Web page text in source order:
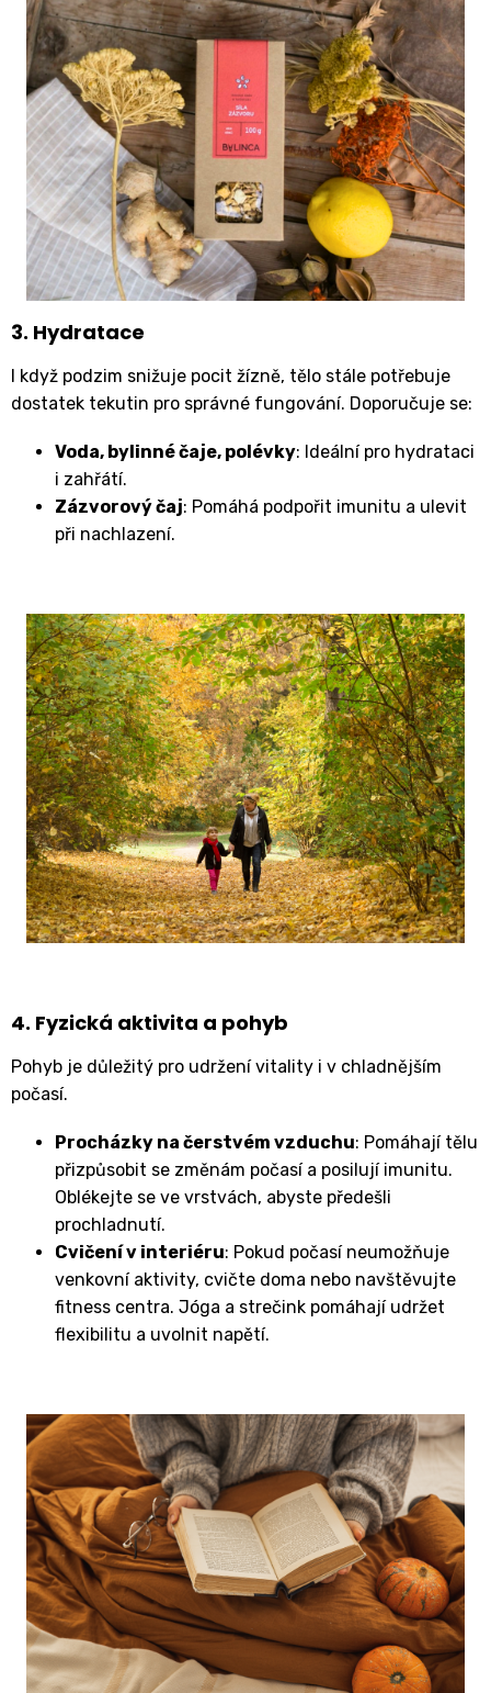
3. Hydratace
I když podzim snižuje pocit žízně, tělo stále potřebuje
dostatek tekutin pro správné fungování. Doporučuje se:
Voda, bylinné čaje, polévky: Ideální pro hydrataci
i zahřátí.
Zázvorový čaj: Pomáhá podpořit imunitu a ulevit
při nachlazení.
4. Fyzická aktivita a pohyb
Pohyb je důležitý pro udržení vitality i v chladnějším
počasí.
Procházky na čerstvém vzduchu: Pomáhají tělu
přizpůsobit se změnám počasí a posilují imunitu.
Oblékejte se ve vrstvách, abyste předešli
prochladnutí.
Cvičení v interiéru: Pokud počasí neumožňuje
venkovní aktivity, cvičte doma nebo navštěvujte
fitness centra. Jóga a strečink pomáhají udržet
flexibilitu a uvolnit napětí.